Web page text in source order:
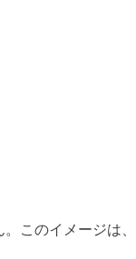
このイメージは、